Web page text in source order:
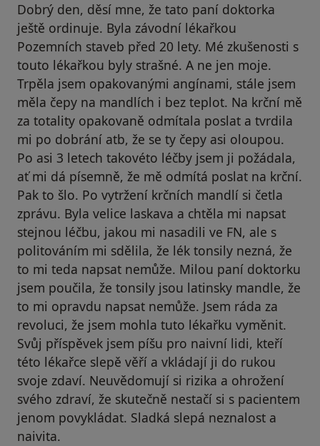
Dobrý den, děsí mne, že tato paní doktorka
ještě ordinuje. Byla závodní lékařkou
Pozemních staveb před 20 lety. Mé zkušenosti s
touto lékařkou byly strašné. A ne jen moje.
Trpěla jsem opakovanými angínami, stále jsem
měla čepy na mandlích i bez teplot. Na krční mě
za totality opakovaně odmítala poslat a tvrdila
mi po dobrání atb, že se ty čepy asi oloupou.
Po asi 3 letech takovéto léčby jsem ji požádala,
ať mi dá písemně, že mě odmítá poslat na krční.
Pak to šlo. Po vytržení krčních mandlí si četla
zprávu. Byla velice laskava a chtěla mi napsat
stejnou léčbu, jakou mi nasadili ve FN, ale s
politováním mi sdělila, že lék tonsily nezná, že
to mi teda napsat nemůže. Milou paní doktorku
jsem poučila, že tonsily jsou latinsky mandle, že
to mi opravdu napsat nemůže. Jsem ráda za
revoluci, že jsem mohla tuto lékařku vyměnit.
Svůj příspěvek jsem píšu pro naivní lidi, kteří
této lékařce slepě věří a vkládají ji do rukou
svoje zdaví. Neuvědomují si rizika a ohrožení
svého zdraví, že skutečně nestačí si s pacientem
jenom povykládat. Sladká slepá neznalost a
naivita.